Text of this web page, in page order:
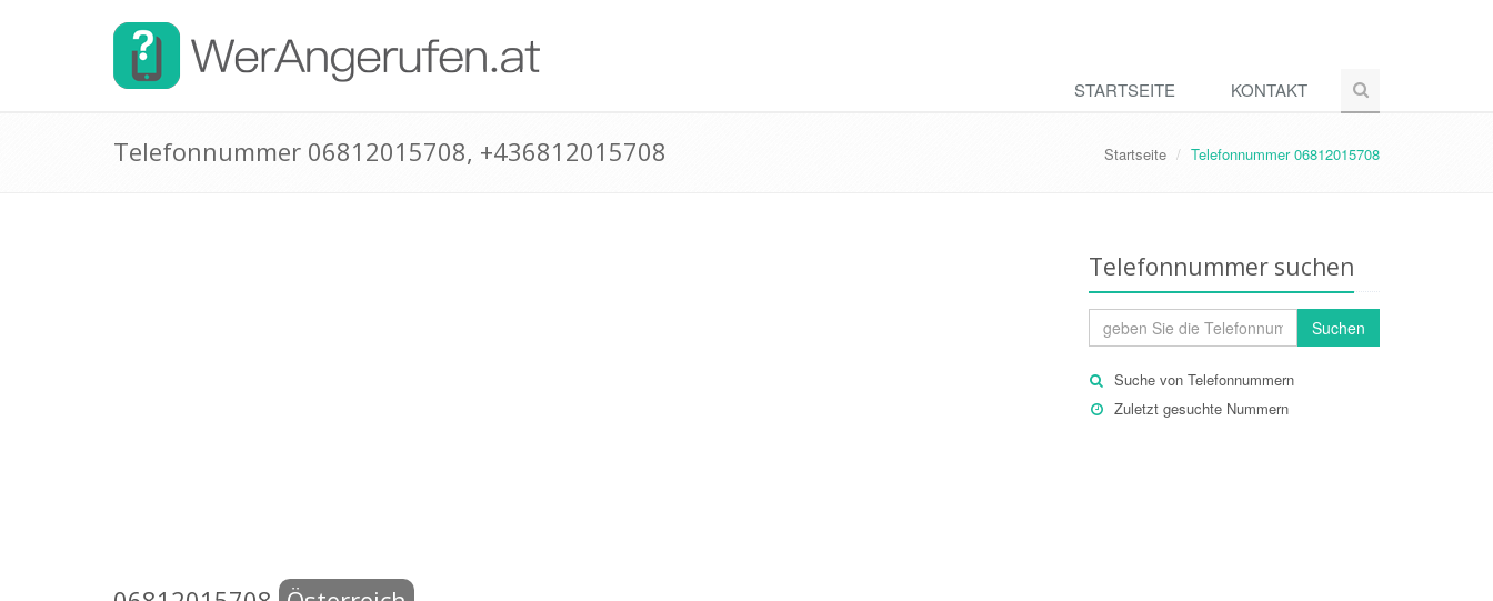
STARTSEITE KONTAKT
Telefonnummer 06812015708, +436812015708 Startseite Telefonnummer 06812015708
Telefonnummer suchen
Suchen
Suche von Telefonnummern
Zuletzt gesuchte Nummern